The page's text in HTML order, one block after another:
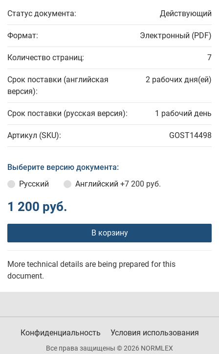
Статус документа: Действующий
Формат: Электронный (PDF)
Количество страниц: 7
Срок поставки (английская
версия):
2 рабочих дня(ей)
Срок поставки (русская версия): 1 рабочий день
Артикул (SKU): GOST14498
Выберите версию документа:
Русский
Английский +7 200 руб.
1 200 руб.
В корзину
More technical details are being prepared for this
document.
Конфиденциальность Условия использования
Все права защищены © 2026 NORMLEX